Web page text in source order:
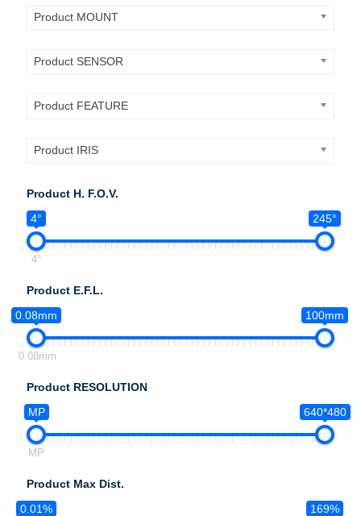
Product MOUNT
Product SENSOR
Product FEATURE
Product IRIS
Product H. F.O.V.
4°
245°
4°
Product E.F.L.
0.08mm
100mm
0.08mm
Product RESOLUTION
MP
640*480
MP
Product Max Dist.
0.01%
169%